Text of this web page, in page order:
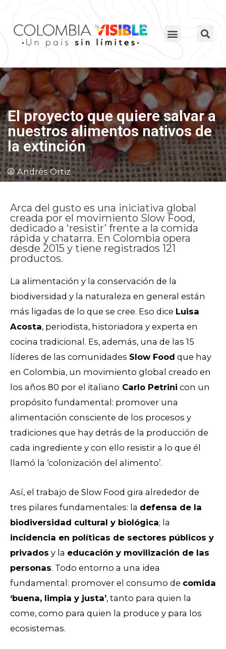
El proyecto que quiere salvar a
nuestros alimentos nativos de
la extinción
Andrés Ortiz
Arca del gusto es una iniciativa global
creada por el movimiento Slow Food,
dedicado a ‘resistir’ frente a la comida
rápida y chatarra. En Colombia opera
desde 2015 y tiene registrados 121
productos.
La alimentación y la conservación de la
biodiversidad y la naturaleza en general están
más ligadas de lo que se cree. Eso dice Luisa
Acosta, periodista, historiadora y experta en
cocina tradicional. Es, además, una de las 15
líderes de las comunidades Slow Food que hay
en Colombia, un movimiento global creado en
los años 80 por el italiano Carlo Petrini con un
propósito fundamental: promover una
alimentación consciente de los procesos y
tradiciones que hay detrás de la producción de
cada ingrediente y con ello resistir a lo que él
llamó la ‘colonización del alimento’.
Así, el trabajo de Slow Food gira alrededor de
tres pilares fundamentales: la defensa de la
biodiversidad cultural y biológica; la
incidencia en políticas de sectores públicos y
privados y la educación y movilización de las
personas. Todo entorno a una idea
fundamental: promover el consumo de comida
‘buena, limpia y justa’, tanto para quien la
come, como para quien la produce y para los
ecosistemas.